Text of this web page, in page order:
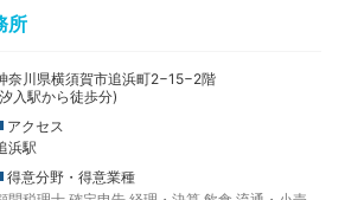
所
奈川県横須賀市追浜町2−15−2階
入駅から徒歩分)
アクセス
浜駅
得意分野・得意業種